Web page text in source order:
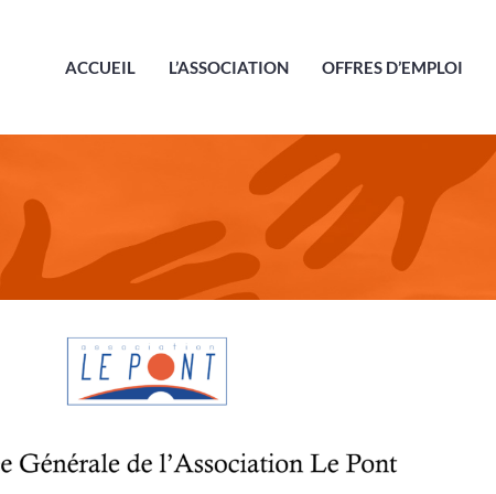
ACCUEIL L’ASSOCIATION OFFRES D’EMPLOI